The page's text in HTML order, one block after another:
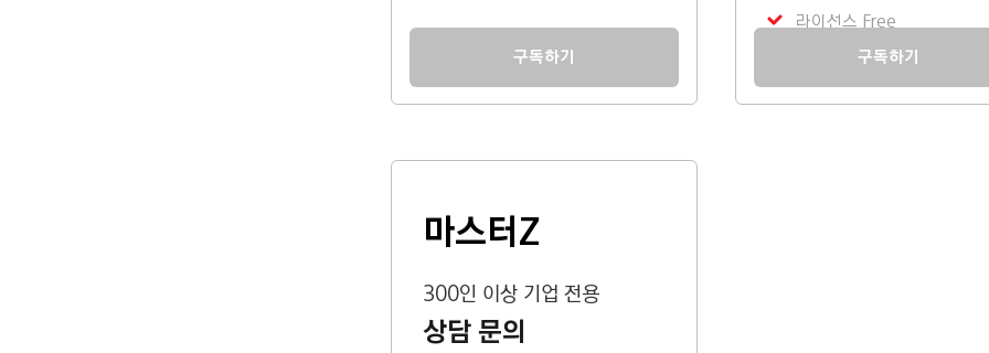
구독하기
라이선스 Free
구독하기
마스터Z
300인 이상 기업 전용
상담 문의